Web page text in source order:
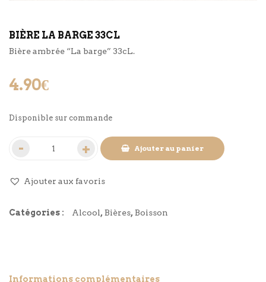
BIÈRE LA BARGE 33CL
Bière ambrée “La barge” 33cL.
4.90€
Disponible sur commande
Ajouter au panier
Ajouter aux favoris
Catégories : Alcool,Bières,Boisson
Informations complémentaires